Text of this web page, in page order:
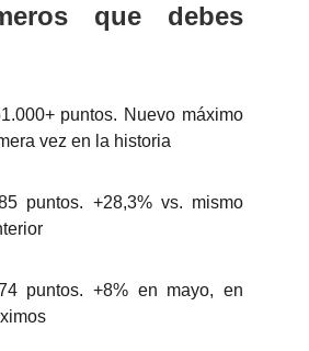
que debes
puntos. Nuevo máximo
vez en la historia
puntos. +28,3% vs. mismo
puntos. +8% en mayo, en